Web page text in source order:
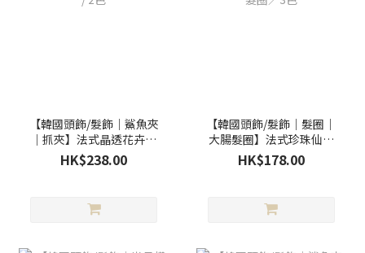
【韓國頭飾/髮飾｜鯊魚夾
｜抓夾】法式晶透花卉小
抓夾 / 2色
HK$238.00
【韓國頭飾/髮飾｜髮圈｜
大腸髮圈】法式珍珠仙氣
褶邊髮圈／3色
HK$178.00